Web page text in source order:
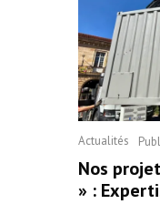
Actualités
Nos
» :